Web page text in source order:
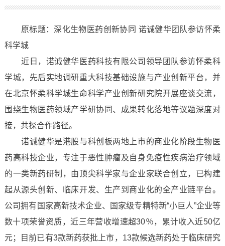
原标题：深化生物医药创新协同 诺诚健华团队参访怀柔
科学城
近日，诺诚健华医药科技有限公司领导团队参访怀柔科
学城，先后实地调研重大科技基础设施与产业创新平台，并
在北京怀柔科学城生命科学产业创新研究院开展座谈交流，
围绕生物医药领域产学研协同、成果转化落地等议题深度对
接，共探合作路径。
诺诚健华是港股与科创板两地上市的商业化阶段生物医
药高科技企业，专注于恶性肿瘤及自身免疫性疾病治疗领域
的一类新药研制，由顶尖科学家与企业家联合创立，已构建
起从源头创新、临床开发、生产到商业化的全产业链平台。
公司拥有国家高新技术企业、国家级专精特新“小巨人”企业等
数十项荣誉资质，近三年营收增速超30％，累计收入近50亿
元；目前已有3款新药获批上市，13款候选新药处于临床研究